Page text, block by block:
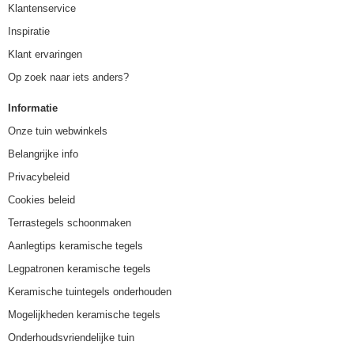
Klantenservice
Inspiratie
Klant ervaringen
Op zoek naar iets anders?
Informatie
Onze tuin webwinkels
Belangrijke info
Privacybeleid
Cookies beleid
Terrastegels schoonmaken
Aanlegtips keramische tegels
Legpatronen keramische tegels
Keramische tuintegels onderhouden
Mogelijkheden keramische tegels
Onderhoudsvriendelijke tuin